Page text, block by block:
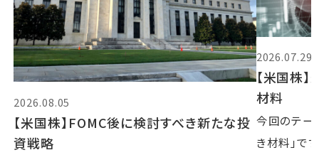
2026.08.05
【米国株】FOMC後に検討すべき新たな投
資戦略
2026.07.29
【米国株
材料
今回のテー
き材料」で